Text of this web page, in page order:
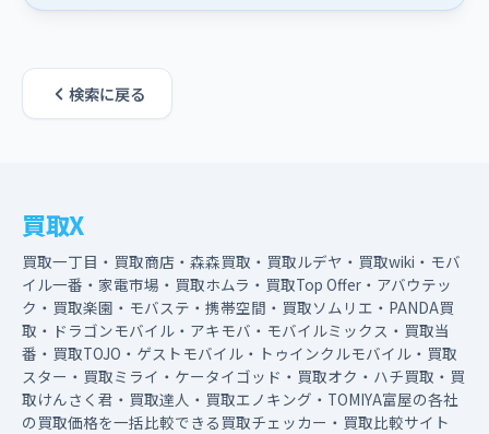
検索に戻る
買取X
買取一丁目・買取商店・森森買取・買取ルデヤ・買取wiki・モバ
イル一番・家電市場・買取ホムラ・買取Top Offer・アバウテッ
ク・買取楽園・モバステ・携帯空間・買取ソムリエ・PANDA買
取・ドラゴンモバイル・アキモバ・モバイルミックス・買取当
番・買取TOJO・ゲストモバイル・トゥインクルモバイル・買取
スター・買取ミライ・ケータイゴッド・買取オク・ハチ買取・買
取けんさく君・買取達人・買取エノキング・TOMIYA富屋の各社
の買取価格を一括比較できる買取チェッカー・買取比較サイト